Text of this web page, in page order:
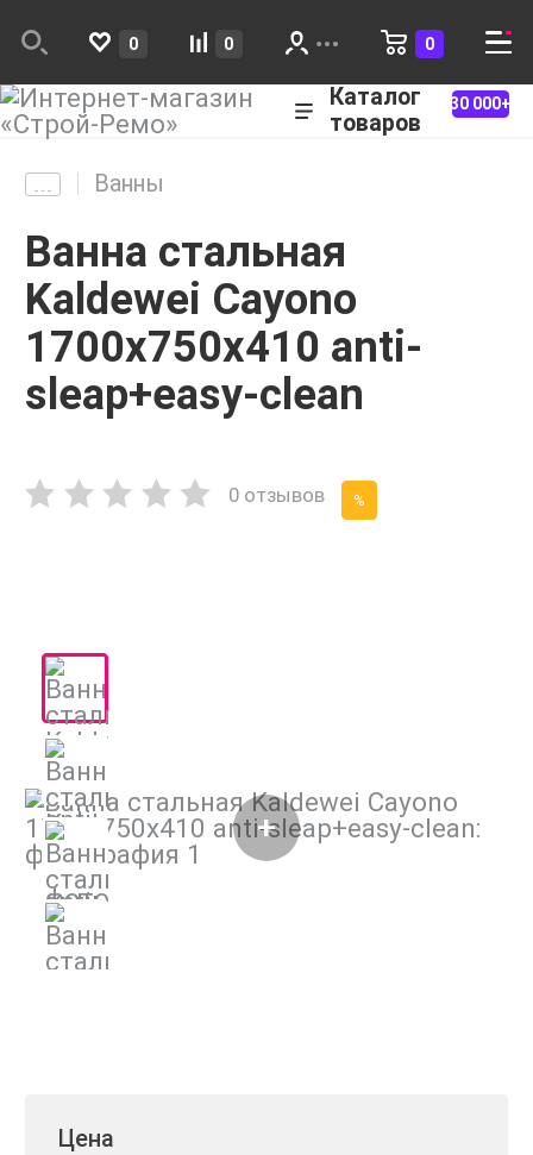
0 0 0
Каталог
товаров
30 000+
Ванны
Ванна стальная
Kaldewei Cayono
1700x750х410 anti-
sleap+easy-clean
0 отзывов %
Цена